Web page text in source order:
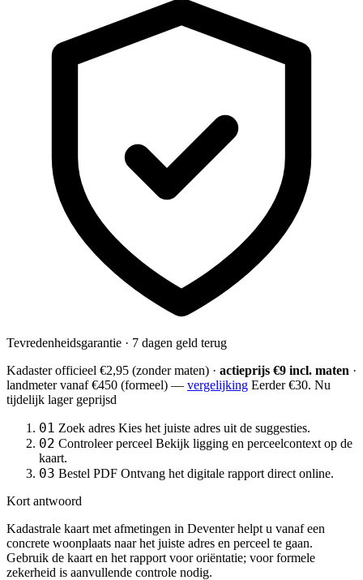
Tevredenheidsgarantie · 7 dagen geld terug
Kadaster officieel €2,95 (zonder maten) · actieprijs €9 incl. maten ·
landmetervanaf €450 (formeel) — vergelijking Eerder €30. Nu
tijdelijk lager geprijsd
01 Zoek adres Kies het juiste adres uit de suggesties.
02 Controleer perceel Bekijk ligging en perceelcontext op de
kaart.
03 Bestel PDF Ontvang het digitale rapport direct online.
Kort antwoord
Kadastrale kaart met afmetingen in Deventer helpt u vanaf een
concrete woonplaats naar het juiste adres en perceel te gaan.
Gebruik de kaart en het rapport voor oriëntatie; voor formele
zekerheid is aanvullende controle nodig.